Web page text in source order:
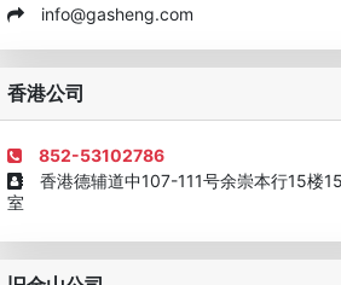
企业诚信AAAAA奖牌2015 欧美澳最具价值品牌
info@gasheng.com
香港公司
852-53102786
香港德辅道中107-111号余崇本行15楼
室